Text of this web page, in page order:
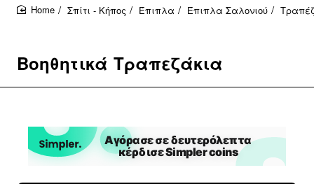
Βοηθητικά Τραπεζάκια
Σπίτι - Κήπος Έπιπλα Έπιπλα Σαλονιού